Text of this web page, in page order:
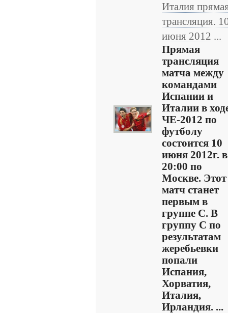
Италия
трансляция.
июня 2012 ...
Прямая
трансляция
матча между
командами
Испании и
Италии в
ЧЕ-2012 по
футболу
состоится 10
июня 2012г. в
20:00 по
Москве. Этот
матч станет
первым в
группе С. В
группу С по
результатам
жеребьевки
попали
Испания,
Хорватия,
Италия,
Ирландия. ...